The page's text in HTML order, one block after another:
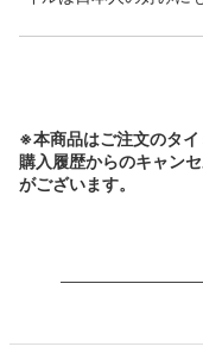
※本商品はご注文のタイ
購入履歴からのキャン
がございます。